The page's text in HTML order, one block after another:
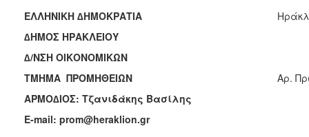
2013
ΕΛΛΗΝΙΚΗ ∆ΗΜΟΚΡΑΤΙΑ
∆ΗΜΟΣ ΗΡΑΚΛΕΙΟΥ
∆/ΝΣΗ ΟΙΚΟΝΟΜΙΚΩΝ
ΤΜΗΜΑ ΠΡΟΜΗΘΕΙΩΝ
ΑΡΜΟ∆ΙΟΣ: Τζανιδάκης Βασίλης
E-mail: prom@heraklion.gr
Aρ.